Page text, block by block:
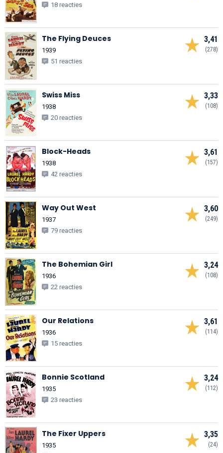
18 reacties
3,41
(278)
The Flying Deuces
1939
51 reacties
3,33
(108)
Swiss Miss
1938
20 reacties
3,61
(157)
Block-Heads
1938
42 reacties
3,60
(249)
Way Out West
1937
79 reacties
3,24
(108)
The Bohemian Girl
1936
22 reacties
3,61
(114)
Our Relations
1936
15 reacties
3,24
(112)
Bonnie Scotland
1935
23 reacties
3,35
(24)
The Fixer Uppers
1935